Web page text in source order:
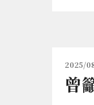
2025/
曾